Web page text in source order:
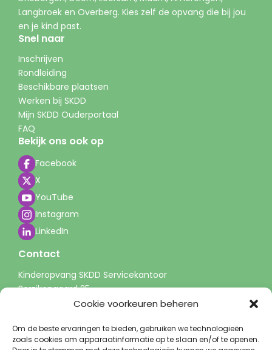
Cookie voorkeuren beheren
Om de beste ervaringen te bieden, gebruiken we technologieën
zoals cookies om apparaatinformatie op te slaan en/of te openen.
Langbroek en Overberg. Kies zelf de opvang die bij jou
en je kind past.
Snel naar
Inschrijven
Rondleiding
Beschikbare plaatsen
Werken bij SKDD
Mijn SKDD Ouderportaal
FAQ
Bekijk ons ook op
Facebook
X
YouTube
Instagram
LinkedIn
Contact
Kinderopvang SKDD Servicekantoor
Perzikengaard 25
3941 LP Doorn
0343 - 51 60 00
(tussen 9-13 uur)